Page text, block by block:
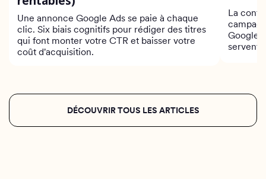
Une annonce Google Ads se paie à chaque
clic. Six biais cognitifs pour rédiger des titres
qui font monter votre CTR et baisser votre
coût d'acquisition.
La
Google
servent
DÉCOUVRIR TOUS LES ARTICLES